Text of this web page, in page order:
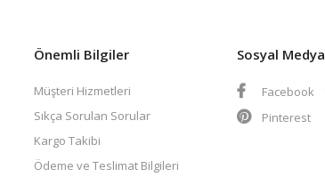
Önemli Bilgiler
Müşteri Hizmetleri
Sıkça Sorulan Sorular
Kargo Takibi
Ödeme ve Teslimat Bilgileri
Sosyal Medya
Facebook
Pinterest